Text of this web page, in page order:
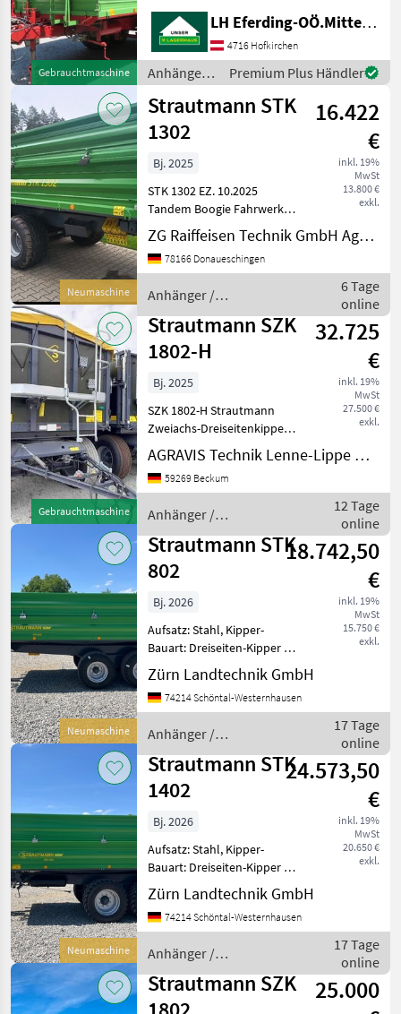
Anhaenger
Kipper
Strautmann
KATEGORIE
WÄHLEN
Strautmann
Fliegl
Brantner
Pronar
Pühringer
Fuhrmann
Alle 51
anzeigen
MODELL
SZK
MARKTPLATZ
Marktplatz Händlerangebote
Gebrauchtmaschine
Stahl, Bremse:
Druckluftbremse,
Automatische Rückwand
12to HZG; Druckluftanlage,
40km/h Typensche
LH Eferding-OÖ.Mitte, Landtechnik Hofkirchen
4716 Hofkirchen
Anhänger /
Strautmann
Premium Plus Händler
Neumaschine
Strautmann STK
1302
16.422
€
inkl. 19%
MwSt
13.800 €
exkl.
Bj. 2025
STK 1302 EZ. 10.2025
Tandem Boogie Fahrwerk
ADR 40 km/h Bereifung
500/50-17 Trelleborg AW
309 2-Leitungs
Anhängekupplung 2 Gang
Stützfuß mech
ZG Raiffeisen Technik GmbH Agrartechnik Donaueschingen
78166 Donaueschingen
Anhänger /
Strautmann
6 Tage
online
Gebrauchtmaschine
Strautmann SZK
1802-H
32.725
€
inkl. 19%
MwSt
27.500 €
exkl.
Bj. 2025
SZK 1802-H Strautmann
Zweiachs-Dreiseitenkipper
SZK 1802-H Basismaschine
SZK 1802-H Holzaufbau
Allgemeine
Bremsachsen (BPW) Spur
2000 m
AGRAVIS Technik Lenne-Lippe GmbH
59269 Beckum
Anhänger /
Strautmann
12 Tage
online
Neumaschine
Strautmann STK
802
18.742,50
€
inkl. 19%
MwSt
15.750 €
exkl.
Bj. 2026
Aufsatz: Stahl, Kipper-
Bauart: Dreiseiten-Kipper 1
neuer Tandem Dreiseiten-
Kipper Hersteller:
Strautmann Baujahr: 2026
Nutzlast: ca. 520
Zürn Landtechnik GmbH
74214 Schöntal-Westernhausen
Anhänger /
Strautmann
17 Tage
online
Neumaschine
Strautmann STK
1402
24.573,50
€
inkl. 19%
MwSt
20.650 €
exkl.
Bj. 2026
Aufsatz: Stahl, Kipper-
Bauart: Dreiseiten-Kipper 1
neuer Tandem Dreiseiten-
Kipper Hersteller:
Strautmann Modell: STK
Gesamtgewicht: 14.000 k
Zürn Landtechnik GmbH
74214 Schöntal-Westernhausen
Anhänger /
Strautmann
17 Tage
online
Strautmann SZK
25.000